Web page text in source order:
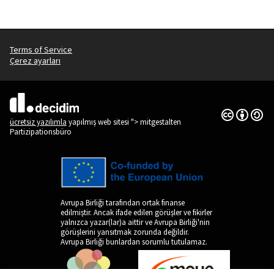
Terms of Service
Çerez ayarları
(Dış bağlantı)
ücretsiz yazılımla yapılmış web sitesi "> mitgestalten
Partizipationsbüro
Creative
(Dış
Avrupa Birliği tarafından ortak finanse
edilmiştir. Ancak ifade edilen görüşler ve fikirler
yalnızca yazar(lar)a aittir ve Avrupa Birliği'nin
görüşlerini yansıtmak zorunda değildir.
Avrupa Birliği bunlardan sorumlu tutulamaz.